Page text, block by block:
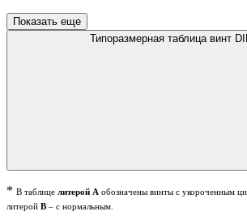
Показать еще
Типоразмерная таблица винт
* В таблице литерой А обозначены винты с укороченным
литерой В – с нормальным.